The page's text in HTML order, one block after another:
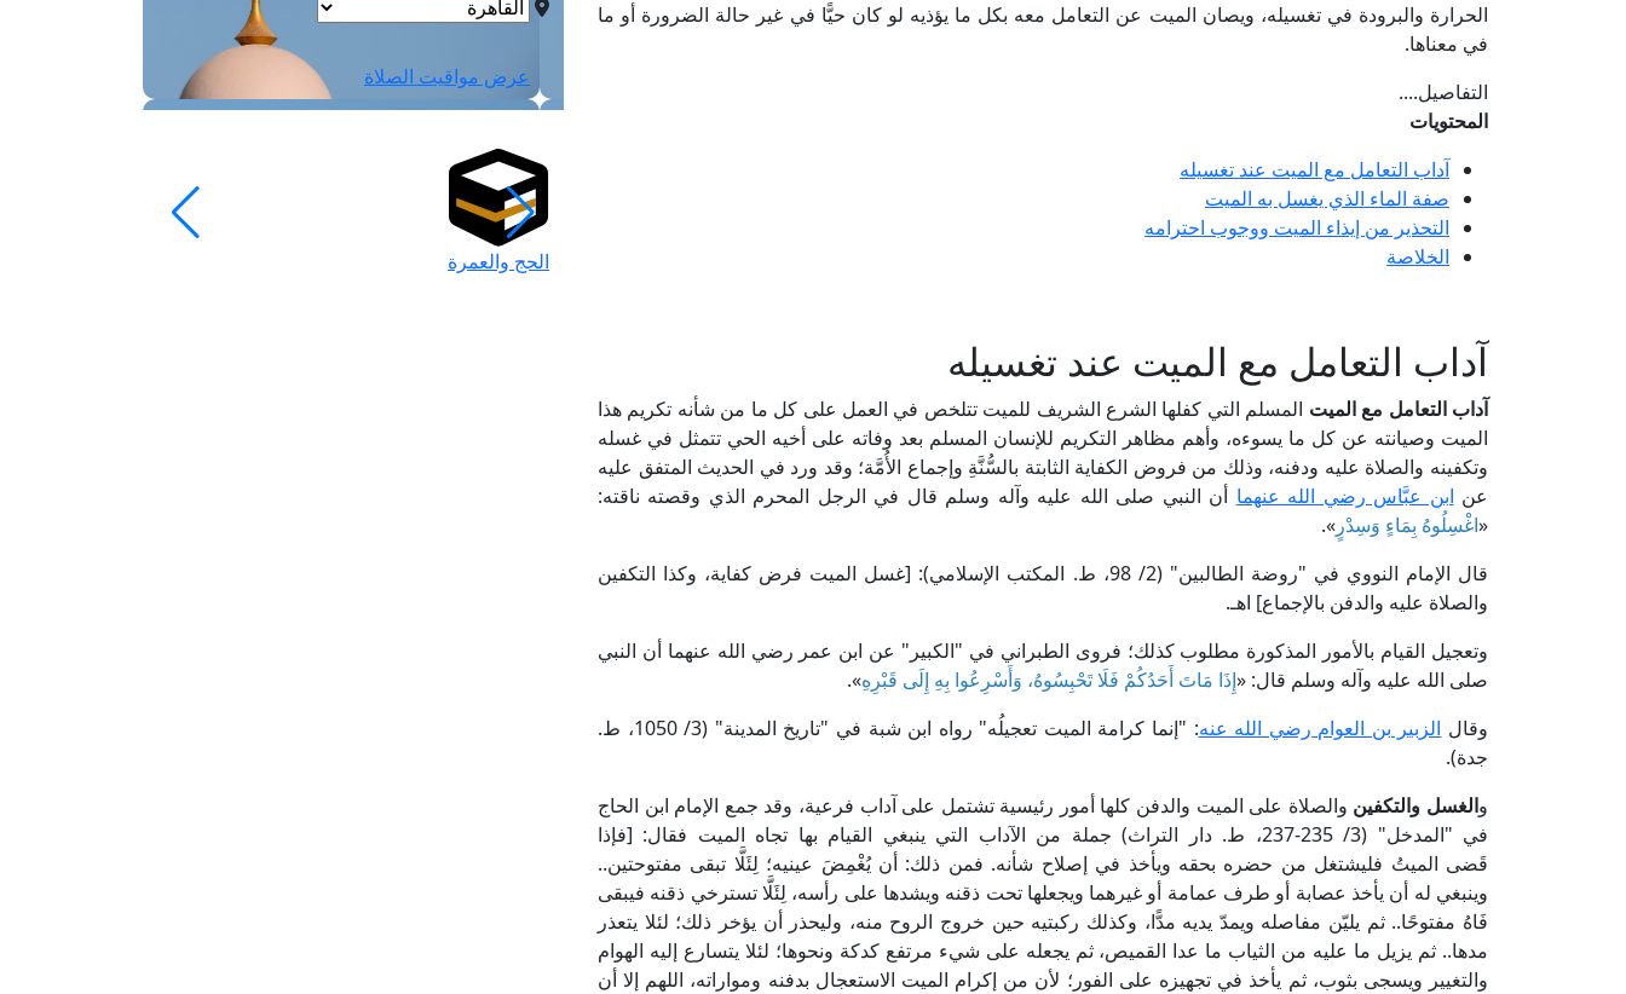
الحرارة والبرودة في تغسيله، ويصان الميت عن التعامل معه بكل ما يؤذيه لو كان حيًّا في غير حالة الضرورة أو ما
في معناها.
التفاصيل....
المحتويات
آداب التعامل مع الميت عند تغسيله
صفة الماء الذي يغسل به الميت
التحذير من إيذاء الميت ووجوب احترامه
الخلاصة
آداب التعامل مع الميت عند تغسيله
آداب التعامل مع الميت المسلم التي كفلها الشرع الشريف للميت تتلخص في العمل على كل ما من شأنه تكريم هذا
الميت وصيانته عن كل ما يسوءه، وأهم مظاهر التكريم للإنسان المسلم بعد وفاته على أخيه الحي تتمثل في غسله
وتكفينه والصلاة عليه ودفنه، وذلك من فروض الكفاية الثابتة بالسُّنَّةِ وإجماع الأُمَّة؛ وقد ورد في الحديث المتفق عليه
عن ابن عبَّاس رضي الله عنهما أن النبي صلى الله عليه وآله وسلم قال في الرجل المحرم الذي وقصته ناقته:
«اغْسِلُوهُ بِمَاءٍ وَسِدْرٍ ».
قال الإمام النووي في "روضة الطالبين" (2/ 98، ط. المكتب الإسلامي): [غسل الميت فرض كفاية، وكذا التكفين
والصلاة عليه والدفن بالإجماع] اهـ.
وتعجيل القيام بالأمور المذكورة مطلوب كذلك؛ فروى الطبراني في "الكبير" عن ابن عمر رضي الله عنهما أن النبي
صلى الله عليه وآله وسلم قال: «إِذَا مَاتَ أَحَدُكُمْ فَلَا تَحْبِسُوهُ، وَأَسْرِعُوا بِهِ إِلَى قَبْرِهِ».
وقال الزبير بن العوام رضي الله عنه
: "إنما كرامة الميت تعجيلُه" رواه ابن شبة في "تاريخ المدينة" (3/ 1050، ط.
جدة).
والغسل والتكفين والصلاة على الميت والدفن كلها أمور رئيسية تشتمل على آداب فرعية، وقد جمع الإمام ابن الحاج
في "المدخل" (3/ 235-237، ط. دار التراث) جملة من الآداب التي ينبغي القيام بها تجاه الميت فقال: [فإذا
قَضى الميتُ فليشتغل من حضره بحقه ويأخذ في إصلاح شأنه. فمن ذلك: أن يُغْمِضَ عينيه؛ لِئَلَّا تبقى مفتوحتين..
وينبغي له أن يأخذ عصابة أو طرف عمامة أو غيرهما ويجعلها تحت ذقنه ويشدها على رأسه، لِئَلَّا تسترخي ذقنه فيبقى
فَاهُ مفتوحًا.. ثم يليّن مفاصله ويمدّ يديه مدًّا، وكذلك ركبتيه حين خروج الروح منه، وليحذر أن يؤخر ذلك؛ لئلا يتعذر
مدها.. ثم يزيل ما عليه من الثياب ما عدا القميص، ثم يجعله على شيء مرتفع كدكة ونحوها؛ لئلا يتسارع إليه الهوام
والتغيير ويسجى بثوب، ثم يأخذ في تجهيزه على الفور؛ لأن من إكرام الميت الاستعجال بدفنه ومواراته، اللهم إلا أن
عرض مواقيت الصلاة
الحج والعمرة